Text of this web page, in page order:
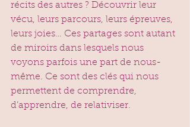
récits des autres ? Découvrir leur
vécu, leurs parcours, leurs épreuves,
leurs joies… Ces partages sont autant
de miroirs dans lesquels nous
voyons parfois une part de nous-
même. Ce sont des clés qui nous
permettent de comprendre,
d’apprendre, de relativiser.